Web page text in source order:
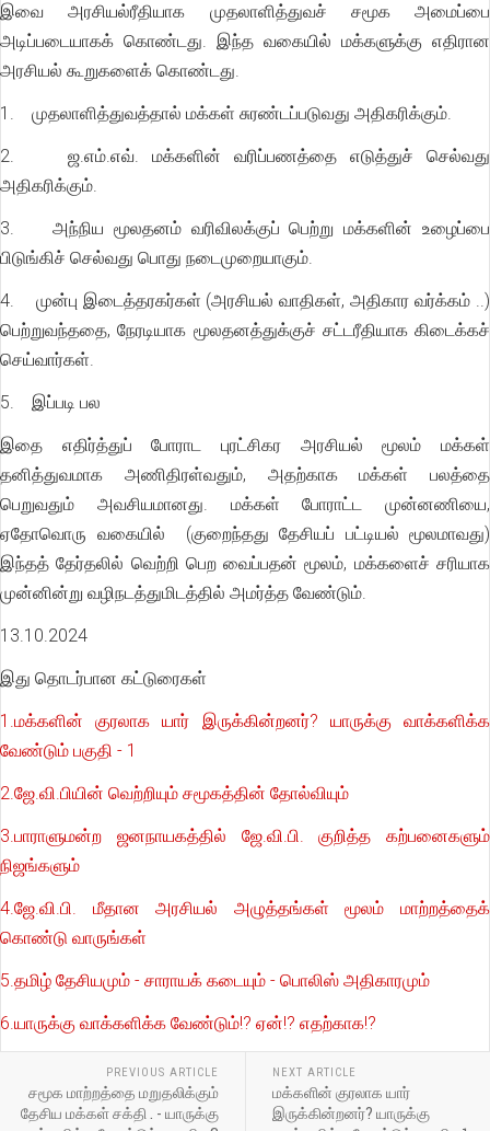
இவை அரசியல்ரீதியாக முதலாளித்துவச் சமூக அமைப்பை
அடிப்படையாகக் கொண்டது. இந்த வகையில் மக்களுக்கு எதிரான
அரசியல் கூறுகளைக் கொண்டது.
1. முதலாளித்துவத்தால் மக்கள் சுரண்டப்படுவது அதிகரிக்கும்.
2. ஜ.எம்.எவ். மக்களின் வரிப்பணத்தை எடுத்துச் செல்வது
அதிகரிக்கும்.
3. அந்நிய மூலதனம் வரிவிலக்குப் பெற்று மக்களின் உழைப்பை
பிடுங்கிச் செல்வது பொது நடைமுறையாகும்.
4. முன்பு இடைத்தரகர்கள் (அரசியல் வாதிகள், அதிகார வர்க்கம் ..)
பெற்றுவந்ததை, நேரடியாக மூலதனத்துக்குச் சட்டரீதியாக கிடைக்கச்
செய்வார்கள்.
5. இப்படி பல
இதை எதிர்த்துப் போராட புரட்சிகர அரசியல் மூலம் மக்கள்
தனித்துவமாக அணிதிரள்வதும், அதற்காக மக்கள் பலத்தை
பெறுவதும் அவசியமானது. மக்கள் போராட்ட முன்னணியை,
ஏதோவொரு வகையில் (குறைந்தது தேசியப் பட்டியல் மூலமாவது)
இந்தத் தேர்தலில் வெற்றி பெற வைப்பதன் மூலம், மக்களைச் சரியாக
முன்னின்று வழிநடத்துமிடத்தில் அமர்த்த வேண்டும்.
13.10.2024
இது தொடர்பான கட்டுரைகள்
1.மக்களின் குரலாக யார் இருக்கின்றனர்? யாருக்கு வாக்களிக்க
வேண்டும் பகுதி - 1
2.ஜே.வி.பியின் வெற்றியும் சமூகத்தின் தோல்வியும்
3.பாராளுமன்ற ஜனநாயகத்தில் ஜே.வி.பி. குறித்த கற்பனைகளும்
நிஜங்களும்
4.ஜே.வி.பி. மீதான அரசியல் அழுத்தங்கள் மூலம் மாற்றத்தைக்
கொண்டு வாருங்கள்
5.தமிழ் தேசியமும் - சாராயக் கடையும் - பொலிஸ் அதிகாரமும்
6.யாருக்கு வாக்களிக்க வேண்டும்!? ஏன்!? எதற்காக!?
PREVIOUS ARTICLE
சமூக மாற்றத்தை மறுதலிக்கும்
தேசிய மக்கள் சக்தி . - யாருக்கு
NEXT ARTICLE
மக்களின் குரலாக யார்
இருக்கின்றனர்? யாருக்கு